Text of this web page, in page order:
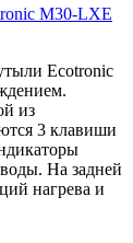
M30-LXE
Ecotronic
из
3 клавиши
На задней
нагрева и